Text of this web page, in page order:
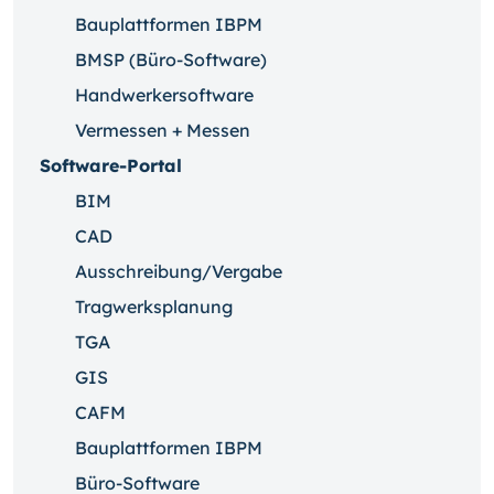
Bauplattformen IBPM
BMSP (Büro-Software)
Handwerkersoftware
Vermessen + Messen
Software-Portal
BIM
CAD
Ausschreibung/Vergabe
Tragwerksplanung
TGA
GIS
CAFM
Bauplattformen IBPM
Büro-Software